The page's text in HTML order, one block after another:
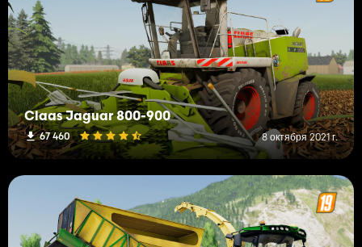
Claas Jaguar 800-900
67 460 8 октября 2021 г.